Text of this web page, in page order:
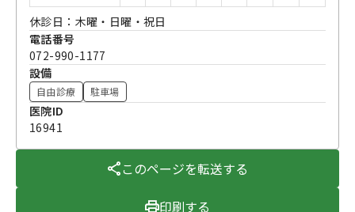
休診日：木曜・日曜・祝日
電話番号
072-990-1177
設備
自由診療 駐車場
医院ID
16941
このページを転送する
印刷する